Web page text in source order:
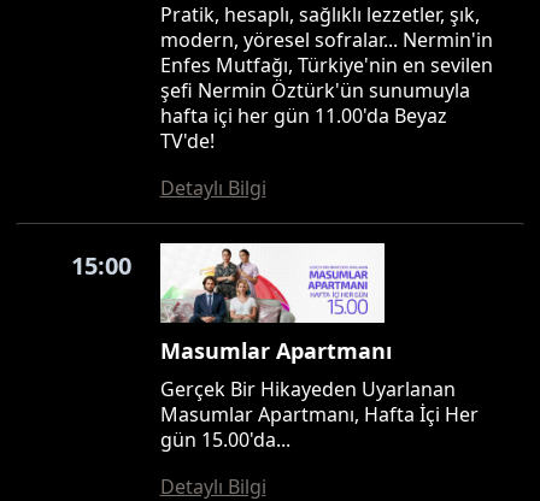
Pratik, hesaplı, sağlıklı lezzetler, şık,
modern, yöresel sofralar... Nermin'in
Enfes Mutfağı, Türkiye'nin en sevilen
şefi Nermin Öztürk'ün sunumuyla
hafta içi her gün 11.00'da Beyaz
TV'de!
Detaylı Bilgi
15:00
Masumlar Apartmanı
Gerçek Bir Hikayeden Uyarlanan
Masumlar Apartmanı, Hafta İçi Her
gün 15.00'da...
Detaylı Bilgi